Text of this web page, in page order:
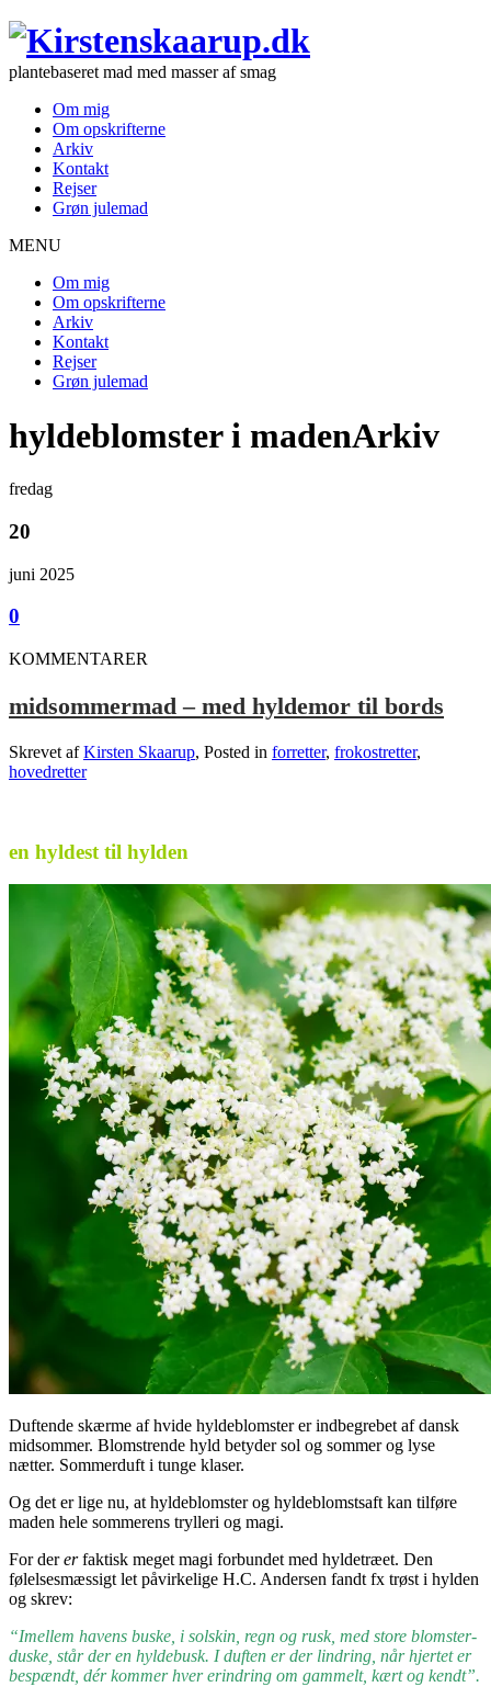
plantebaseret mad med masser af smag
Om mig
Om opskrifterne
Arkiv
Kontakt
Rejser
Grøn julemad
MENU
Om mig
Om opskrifterne
Arkiv
Kontakt
Rejser
Grøn julemad
hyldeblomster i madenArkiv
fredag
20
juni 2025
0
KOMMENTARER
midsommermad – med hyldemor til bords
Skrevet afKirsten Skaarup, Posted in forretter, frokostretter,
hovedretter
en hyldest til hylden
Duftende skærme af hvide hyldeblomster er indbegrebet af dansk
midsommer. Blomstrende hyld betyder sol og sommer og lyse
nætter. Sommerduft i tunge klaser.
Og det er lige nu, at hyldeblomster og hyldeblomstsaft kan tilføre
maden hele sommerens trylleri og magi.
For dererfaktisk meget magi forbundet med hyldetræet. Den
følelsesmæssigt let påvirkelige H.C. Andersen fandt fx trøst i hylden
og skrev:
“Imellem havens buske, i solskin, regn og rusk, med store blomster-
duske, står der en hyldebusk. I duften er der lindring, når hjertet er
bespændt, dér kommer hver erindring om gammelt, kært og kendt”.